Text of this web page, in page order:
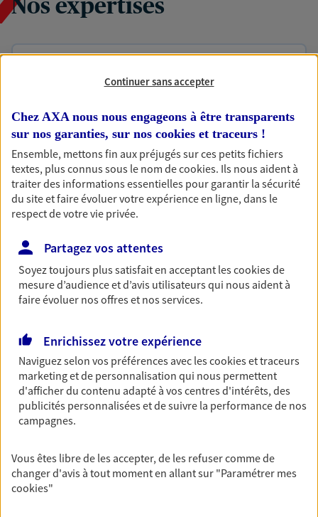
Nos expertises
En procédant à un bilan social et patrimonial, nous vous
trouvons des solutions : assurance retraite, assurance
vie, placements…
Anticiper et préparer votre
retraite
votre retraite. Nous vous aidons à trouver les solutions
pour maintenir votre qualité de vie et profiter
pleinement de cette nouvelle étape : PER, assurance
vie...
Vous protéger et protéger vos
proches face aux aléas de la vie
Avec nos solutions de prévoyance, sécurisez vos
ressources et protégez vos proches en cas d'accident,
d'invalidité, d'incapacité ou de décès.
Réaliser un bilan social et
patrimonial de votre situation
Continuer sans accepter
Chez AXA nous nous engageons à être transparents
sur nos garanties, sur nos cookies et traceurs !
Ensemble, mettons fin aux préjugés sur ces petits fichiers
textes, plus connus sous le nom decookies. Ils nous aident à
traiter des informations essentielles pour garantir la sécurité
du site et faire évoluer votre expérience en ligne, dans le
respect de votre vie privée.
Partagez vos attentes
Soyez toujours plus satisfait en acceptant lescookiesde
mesure d’audience et d’avis utilisateurs qui nous aident à
faire évoluer nos offres et nos services.
Enrichissez votre expérience
Naviguez selon vos préférences avec lescookies et traceurs
marketing et de personnalisation qui nous permettent
d'afficher du contenu adapté à vos centres d'intérêts, des
publicités personnalisées et de suivre la performance de nos
campagnes.
Vous êtes libre de les accepter, de les refuser comme de
changer d'avis à tout moment en allant sur "Paramétrer mes
cookies"